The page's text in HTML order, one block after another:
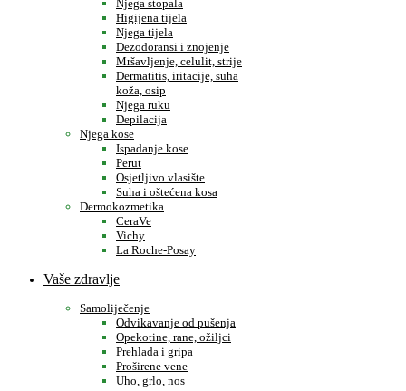
Njega stopala
Higijena tijela
Njega tijela
Dezodoransi i znojenje
Mršavljenje, celulit, strije
Dermatitis, iritacije, suha
koža, osip
Njega ruku
Depilacija
Njega kose
Ispadanje kose
Perut
Osjetljivo vlasište
Suha i oštećena kosa
Dermokozmetika
CeraVe
Vichy
La Roche-Posay
Vaše zdravlje
Samoliječenje
Odvikavanje od pušenja
Opekotine, rane, ožiljci
Prehlada i gripa
Proširene vene
Uho, grlo, nos